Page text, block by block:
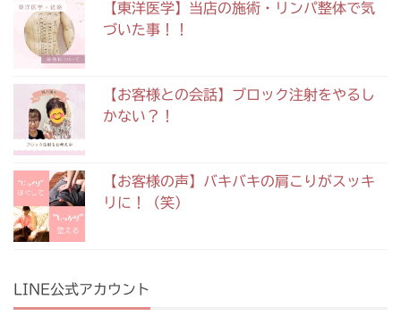
【東洋医学】当店の施術・リンパ整体で気
づいた事！！
【お客様との会話】ブロック注射をやるし
かない？！
【お客様の声】バキバキの肩こりがスッキ
リに！（笑）
LINE公式アカウント